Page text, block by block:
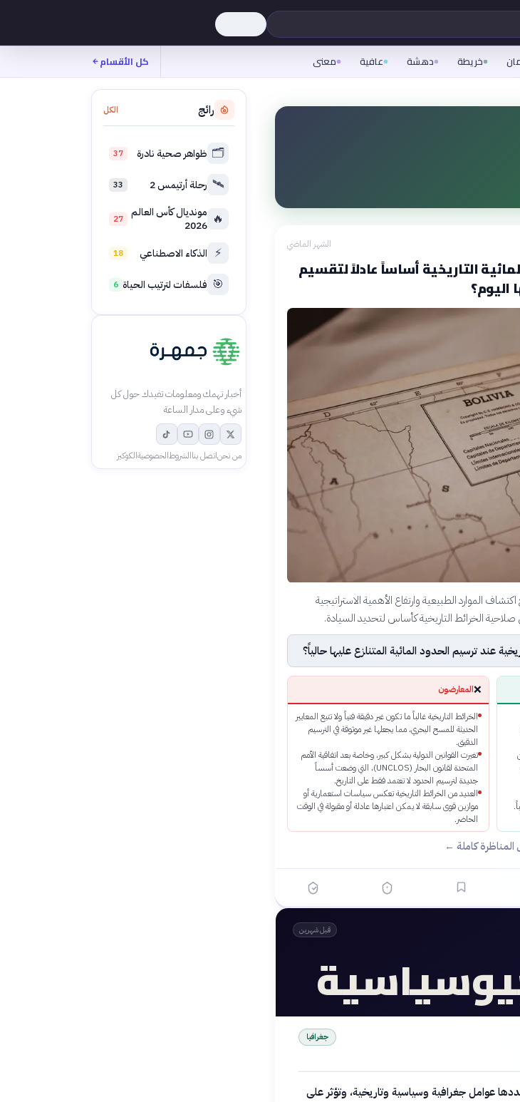
خريطة دهشة عافية معنى كل الأقسام
الشهر الماضي
التاريخية أساساً عادلاً لتقسيم
اليوم؟
الموارد الطبيعية وارتفاع الأهمية الاستراتيجية
الخرائط التاريخية كأساس لتحديد السيادة.
عند ترسيم الحدود المائية المتنازع عليها حالياً؟
❌المعارضون
الخرائط التاريخية غالباً ما تكون غير دقيقة فنياً ولا تتبع المعايير
الحديثة للمسح البحري، مما يجعلها غير موثوقة في الترسيم
الدقيق.
تغيرت القوانين الدولية بشكل كبير، وخاصة بعد اتفاقية الأمم
المتحدة لقانون البحار (UNCLOS)، التي وضعت أسساً
جديدة لترسيم الحدود لا تعتمد فقط على التاريخ.
العديد من الخرائط التاريخية تعكس سياسات استعمارية أو
موازين قوى سابقة لا يمكن اعتبارها عادلة أو مقبولة في الوقت
الحاضر.
كاملة ←
قبل شهرين
جغرافيا
عوامل جغرافية وسياسية وتاريخية، وتؤثر على
رائج الكل
🗂️ ظواهر صحية نادرة 37
🛰️ رحلة أرتيمس 2 33
🔥 مونديال كأس العالم
2026
27
⚡ الذكاء الاصطناعي 18
🎯 فلسفات لترتيب الحياة 6
أخبار تهمك ومعلومات تفيدك حول كل
شيء وعلى مدار الساعة
من نحناتصل بناالشروطالخصوصيةالكوكيز